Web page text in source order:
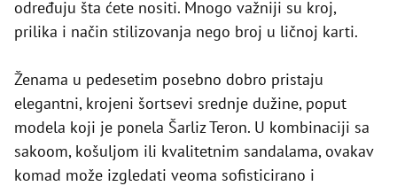
određuju šta ćete nositi. Mnogo važniji su kroj,
prilika i način stilizovanja nego broj u ličnoj karti.
Ženama u pedesetim posebno dobro pristaju
elegantni, krojeni šortsevi srednje dužine, poput
modela koji je ponela Šarliz Teron. U kombinaciji sa
sakoom, košuljom ili kvalitetnim sandalama, ovakav
komad može izgledati veoma sofisticirano i